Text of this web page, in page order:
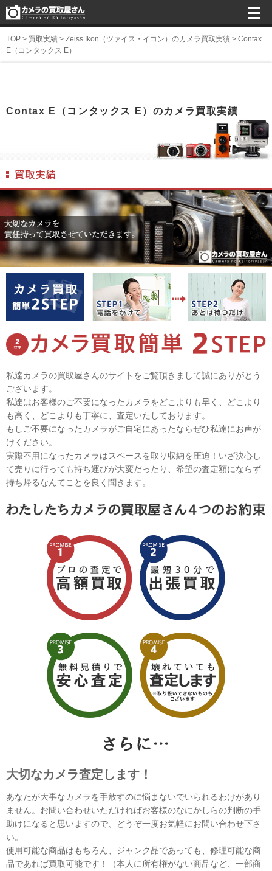
TOP > 買取実績 > Zeiss Ikon（ツァイス・イコン）のカメラ買取実績 > Contax
E（コンタックス E）
Contax E（コンタックス E）のカメラ買取実績
私達カメラの買取屋さんのサイトをご覧頂きまして誠にありがとう
ございます。
私達はお客様のご不要になったカメラをどこよりも早く、どこより
も高く、どこよりも丁寧に、査定いたしております。
もしご不要になったカメラがご自宅にあったならぜひ私達にお声が
けください。
実際不用になったカメラはスペースを取り収納を圧迫！いざ決心し
て売りに行っても持ち運びが大変だったり、希望の査定額にならず
持ち帰るなんてことを良く聞きます。
大切なカメラ査定します！
あなたが大事なカメラを手放すのに悩まないでいられるわけがあり
ません。お問い合わせいただければお客様のなにかしらの判断の手
助けになると思いますので、どうぞ一度お気軽にお問い合わせ下さ
い。
使用可能な商品はもちろん、ジャンク品であっても、修理可能な商
品であれば買取可能です！（本人に所有権がない商品など、一部商